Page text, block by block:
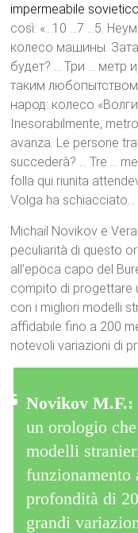
impermeabile sovietico
così: «…10 …7 …5.
колесо машины.
будет? … Три … метр
таким
народ: колесо
Inesorabilmente,
avanza. Le persone
succederà? … Tre …
folla qui riunita
Volga ha schiacciato…
Michail Novikov e
peculiarità di questo
all’epoca capo del
compito di progettare
con i migliori modelli
affidabile fino a 200
notevoli variazioni di
Novikov M.F.:
un orologio
modelli
profondità di
grandi